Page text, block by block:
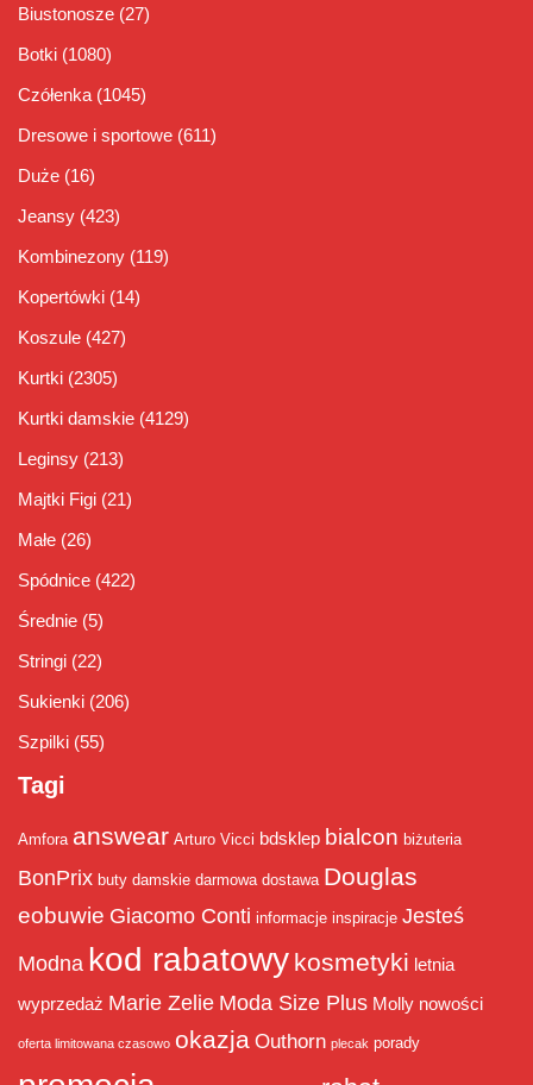
Biustonosze (27)
Botki (1080)
Czółenka (1045)
Dresowe i sportowe (611)
Duże (16)
Jeansy (423)
Kombinezony (119)
Kopertówki (14)
Koszule (427)
Kurtki (2305)
Kurtki damskie (4129)
Leginsy (213)
Majtki Figi (21)
Małe (26)
Spódnice (422)
Średnie (5)
Stringi (22)
Sukienki (206)
Szpilki (55)
Tagi
Amfora answear Arturo Vicci bdsklep bialcon biżuteria
BonPrix buty damskie darmowa dostawa Douglas
eobuwie Giacomo Conti informacje inspiracje Jesteś
Modna kod rabatowy kosmetyki letnia
wyprzedaż Marie Zelie Moda Size Plus Molly nowości
oferta limitowana czasowo okazja Outhorn plecak porady